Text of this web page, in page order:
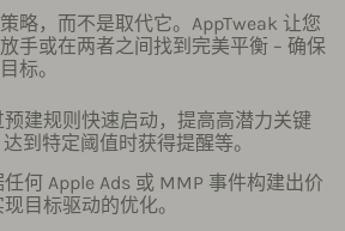
略，而不是取代它。AppTweak 让您
手或在两者之间找到完美平衡 – 确保
标。
预建规则快速启动，提高高潜力关键
到特定阈值时获得提醒等。
任何 Apple Ads 或 MMP 事件构建出价
目标驱动的优化。